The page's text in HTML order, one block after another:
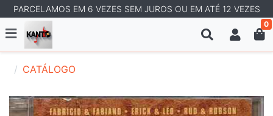
PARCELAMOS EM 6 VEZES SEM JUROS OU EM ATÉ 12 VEZES
0
CATÁLOGO